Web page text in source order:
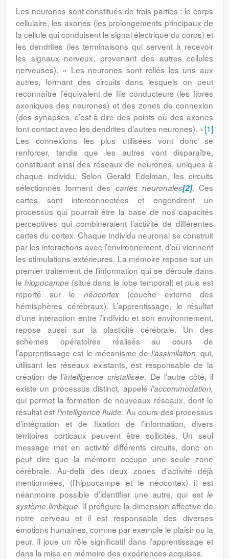
Les neurones sont constitués de trois parties : le corps
cellulaire, les axones (les prolongements principaux de
la cellule qui conduisent le signal électrique du corps) et
les dendrites (les terminaisons qui servent à recevoir
les signaux nerveux, provenant des autres cellules
nerveuses). « Les neurones sont reliés les uns aux
autres, formant des circuits dans lesquels on peut
reconnaître l’équivalent de fils conducteurs (les fibres
axoniques des neurones) et des zones de connexion
(des synapses, c’est-à-dire des points où des axones
font contact avec les dendrites d’autres neurones). »[1]
Les connexions les plus utilisées vont donc se
renforcer, tandis que les autres vont disparaître,
constituant ainsi des réseaux de neurones, uniques à
chaque individu. Selon Gerald Edelman, les circuits
sélectionnés forment des cartes neuronales[2]. Ces
cartes sont interconnectées et engendrent un
processus qui pourrait être la base de nos capacités
perceptives qui combineraient l’activité de différentes
cartes du cortex. Chaque individu neuronal se construit
par les interactions avec l’environnement, d’où viennent
les stimulations extérieures. La mémoire repose sur un
premier traitement de l’information qui se déroule dans
le hippocampe (situé dans le lobe temporal) et puis est
reporté sur le néocortex (couche externe des
hémisphères cérébraux). L’apprentissage, le résultat
d’une interaction entre l’individu et son environnement,
repose aussi sur la plasticité cérébrale. Un des
schèmes opératoires réalisés au cours de
l’apprentissage est le mécanisme de l’assimilation, qui,
utilisant les réseaux existants, est responsable de la
création de l’intelligence cristallisée. De l’autre côté, il
existe un processus distinct, appelé l’accommodation,
qui permet la formation de nouveaux réseaux, dont le
résultat est l’intelligence fluide. Au cours des processus
d’intégration et de fixation de l’information, divers
territoires corticaux peuvent être sollicités. Un seul
message met en activité différents circuits, donc on
peut dire que la mémoire occupe une seule zone
cérébrale. Au-delà des deux zones d’activité déjà
mentionnées, (l’hippocampe et le néocortex) il est
néanmoins possible d’identifier une autre, qui est le
système limbique. Il préfigure la dimension affective de
notre cerveau et il est responsable des diverses
émotions humaines, comme par exemple le plaisir ou la
peur. Il joue un rôle significatif dans l’apprentissage et
dans la mise en mémoire des expériences acquises.